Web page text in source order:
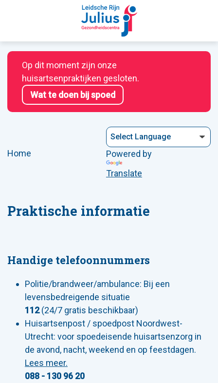
Op dit moment zijn onze
huisartsenpraktijken gesloten.
Wat te doen bij spoed
Home
Powered by
Translate
Praktische informatie
Handige telefoonnummers
Politie/brandweer/ambulance: Bij een
levensbedreigende situatie
112(24/7 gratis beschikbaar)
Huisartsenpost / spoedpost Noordwest-
Utrecht: voor spoedeisende huisartsenzorg in
de avond, nacht, weekend en op feestdagen.
Lees meer.
088 - 130 96 20